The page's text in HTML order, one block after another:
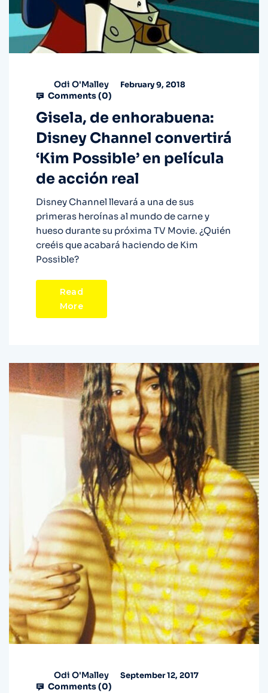
Odi O'Malley February 9, 2018
Comments (0)
Gisela, de enhorabuena:
Disney Channel convertirá
‘Kim Possible’ en película
de acción real
Disney Channel llevará a una de sus
primeras heroínas al mundo de carne y
hueso durante su próxima TV Movie. ¿Quién
creéis que acabará haciendo de Kim
Possible?
Read
More
Odi O'Malley September 12, 2017
Comments (0)